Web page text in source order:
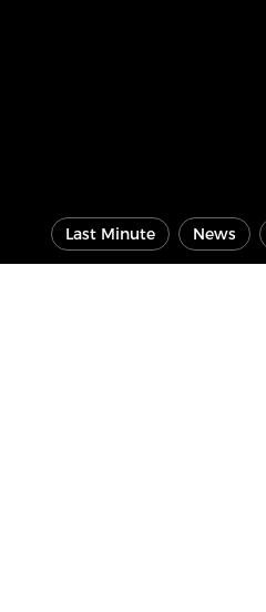
Last Minute News